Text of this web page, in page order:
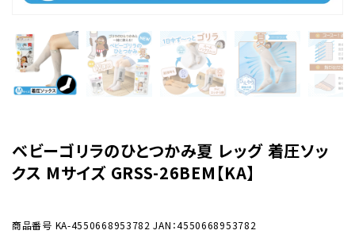
ベビーゴリラのひとつかみ夏 レッグ 着圧ソッ
クス Mサイズ GRSS-26BEM【KA】
商品番号 KA-4550668953782 JAN：4550668953782